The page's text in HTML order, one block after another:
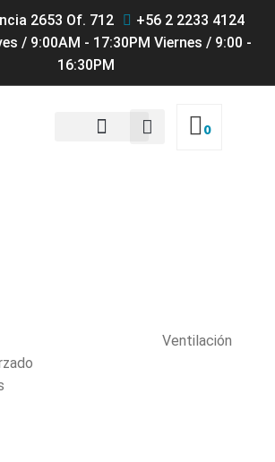
2653 Of. 712
+56 2 2233 4124
/ 9:00AM - 17:30PM Viernes / 9:00 -
16:30PM
0
Ventilación